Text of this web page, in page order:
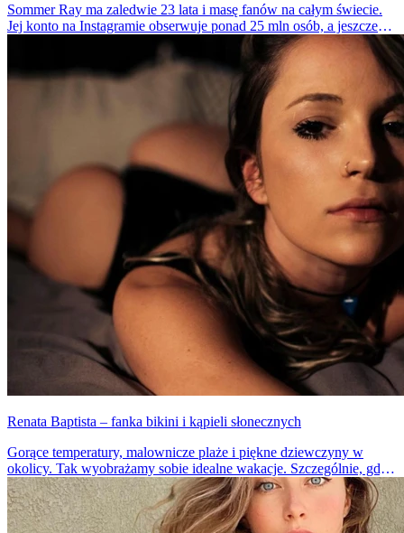
Sommer Ray ma zaledwie 23 lata i masę fanów na całym świecie.
Jej konto na Instagramie obserwuje ponad 25 mln osób, a jeszcze
cztery lata temu ta liczba ledwo sięgała 500 tys. Skąd taki wzrost
popularności? Wystarczy spojrzeć na jej zdjęcia, by się przekonać.
Renata Baptista – fanka bikini i kąpieli słonecznych
Gorące temperatury, malownicze plaże i piękne dziewczyny w
okolicy. Tak wyobrażamy sobie idealne wakacje. Szczególnie, gdy
szaro za oknem, uciekamy myślami do słonecznych miejsc. Patrząc
na Renatę, chętnie znaleźlibyśmy się teraz w Rio De Janeiro.